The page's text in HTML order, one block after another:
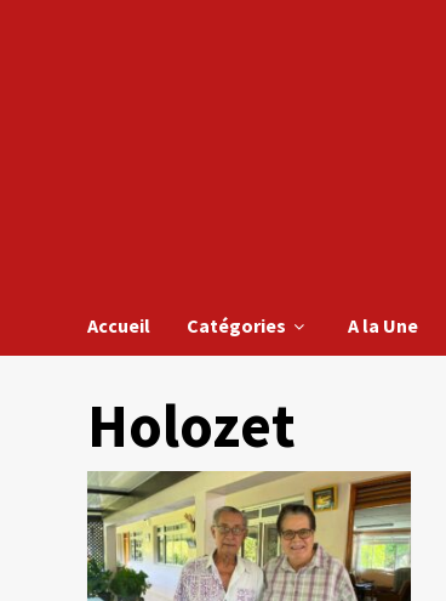
Accueil Catégories A la Une
Holozet